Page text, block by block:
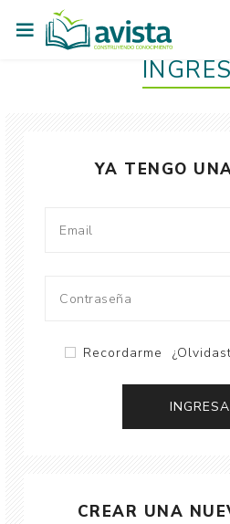
YA TENGO
Recordarme
CREAR UNA